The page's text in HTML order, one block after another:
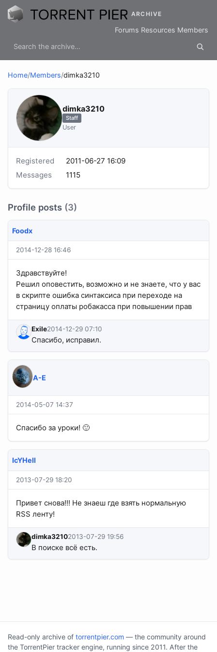
ARCHIVE
Forums Resources Members
Home/Members/dimka3210
dimka3210
Staff
User
Registered
2011-06-27 16:09
Messages
1115
Profile posts (3)
Foodx
2014-12-28 16:46
Здравствуйте!
Решил оповестить, возможно и не знаете, что у вас
в скрипте ошибка синтаксиса при переходе на
страницу оплаты робакасса при повышении прав
Exile2014-12-29 07:10
Спасибо, исправил.
A-E
2014-05-07 14:37
Спасибо за уроки! 🙂
IcYHell
2013-07-29 18:20
Привет снова!!! Не знаеш где взять нормальную
RSS ленту!
dimka32102013-07-29 19:56
В поиске всё есть.
Read-only archive of torrentpier.com — the community around
the TorrentPier tracker engine, running since 2011. After the